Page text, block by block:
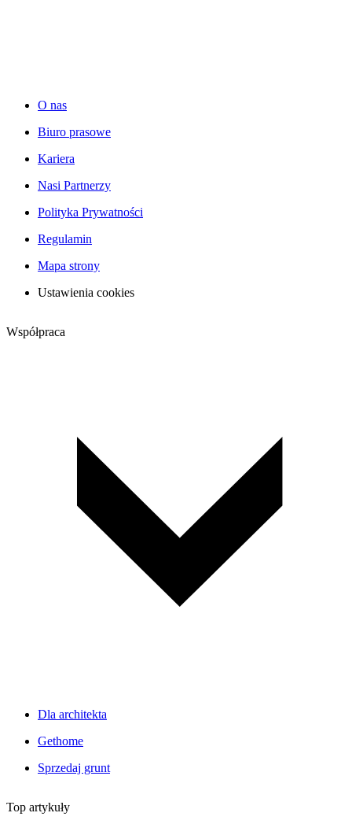
O nas
Biuro prasowe
Kariera
Nasi Partnerzy
Polityka Prywatności
Regulamin
Mapa strony
Ustawienia cookies
Współpraca
Dla architekta
Gethome
Sprzedaj grunt
Top artykuły